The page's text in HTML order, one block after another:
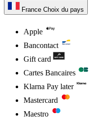
France Choix du pays
Apple
Bancontact
Gift card
Cartes Bancaires
Klarna Pay later
Mastercard
Maestro